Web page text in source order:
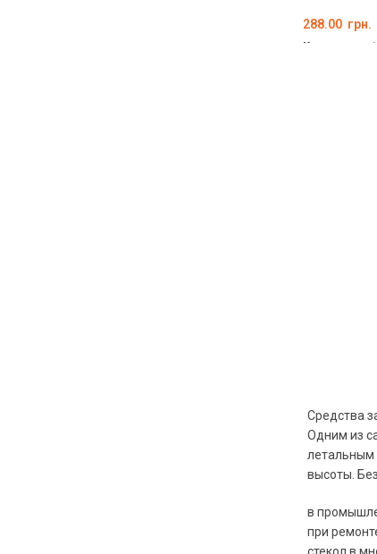
288.00 грн.
Код товара:
Средства
Одним из
летальным
высоты.
в
при
стекол в